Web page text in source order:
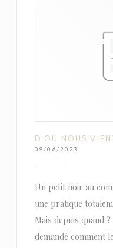
D’OÙ NOUS
09/06/2023
Un petit noir au
une pratique
Mais depuis quand
demandé comment